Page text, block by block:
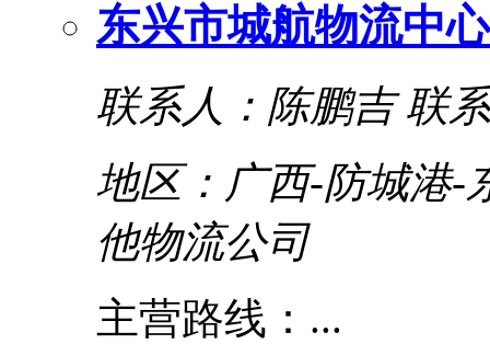
东兴市城航物流中心
联系人：陈鹏吉 联
地区：广西-防城港-
他物流公司
主营路线：...